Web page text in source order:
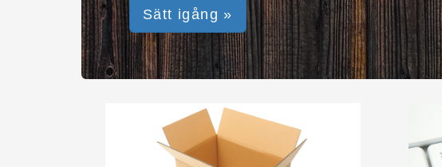
Sätt igång »